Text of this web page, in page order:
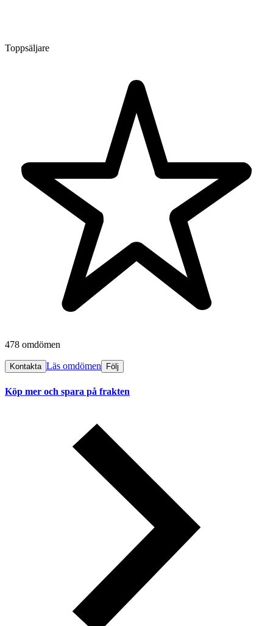
Toppsäljare
478 omdömen
Kontakta Läs omdömen Följ
Köp mer och spara på frakten